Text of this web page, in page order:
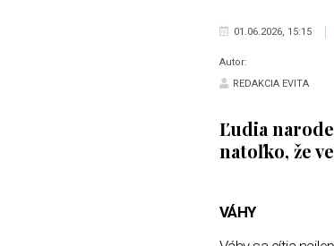
01.06.2026, 15:15
Autor:
REDAKCIA EVITA
Ľudia
natoľko, že
VÁHY